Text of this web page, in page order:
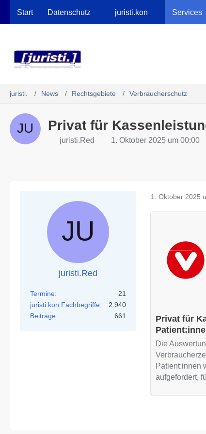
Start Datenschutz juristi.kon Services
juristi. News Rechtsgebiete Verbraucherschutz
Privat für
juristi.Red 1. Oktober 2025 um 00:00
juristi.Red
Termine
21
juristi.kon Fachbegriffe
2.940
Beiträge
661
1. Oktober 2025
Privat für
Die
Patient:innen
aufgefordert,